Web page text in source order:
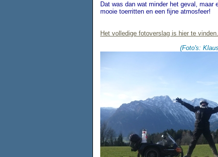
Dat was dan wat minder het geval, maar
mooie toerritten en een fijne atmosfeer!
Het volledige fotoverslag is hier te vinden.
(Foto's: